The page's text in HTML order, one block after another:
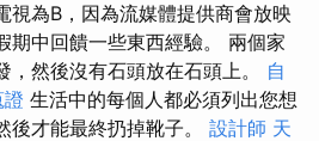
視為B，因為流媒體提供商會放映
期中回饋一些東西經驗。 兩個家
，然後沒有石頭放在石頭上。 自
生活中的每個人都必須列出您想
後才能最終扔掉靴子。 設計師 天